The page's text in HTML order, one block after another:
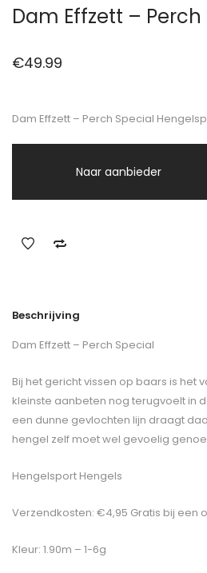
Dam Effzett – Perch
€49.99
Dam Effzett – Perch Special
Naar aanbieder
Beschrijving
Dam Effzett – Perch Special
Bij het gericht vissen op baars is het
kleinste aanbeten nog terugvoelt in
een dunne gevlochten lijn draagt
hengel zelf moet wel gevoelig
Hengelsport Hengels
Verzendkosten: €4,95 Gratis bij een
Kleur: 1.90m – 1-6g